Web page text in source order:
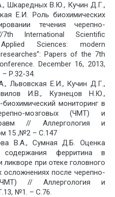
Шкаредных В.Ю., Кучин Д.Г.,
Е.И. Роль биохимических
течения черепно-
International Scientific
Applied Sciences: modern
Papers of the 7th
December 16, 2013,
– Р.32-34.
Львовская Е.И., Кучин Д.Г.,
И.В., Кузнецов Н.Ю.,
мониторинг в
мозговых (ЧМТ) и
// Аллергология и
15 ,№2 – С.147
В.А., Сумная Д.Б. Оценка
содержания ферритина в
при отеке головного
осложнениях после черепно-
// Аллергология и
№1. – С.76.